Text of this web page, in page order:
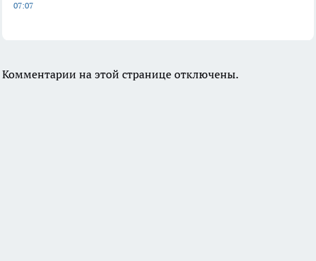
07:07
Комментарии на этой странице отключены.